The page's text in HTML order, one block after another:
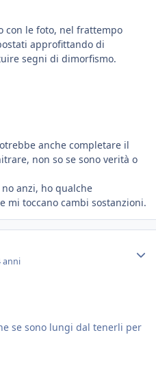
con le foto, nel frattempo
approfittando di
segni di dimorfismo.
anche completare il
non so se sono verità o
anzi, ho qualche
mi toccano cambi sostanzioni.
anni
se sono lungi dal tenerli per